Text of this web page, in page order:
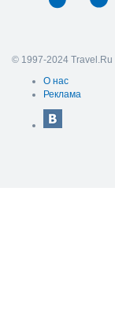
© 1997-2024 Travel.Ru
О нас
Реклама